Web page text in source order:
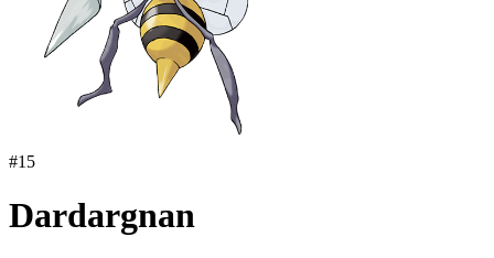
#15
Dardargnan